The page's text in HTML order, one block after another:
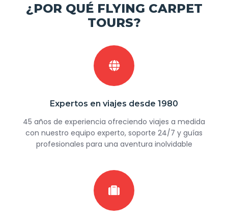
¿POR QUÉ FLYING CARPET
TOURS?
Expertos en viajes desde 1980
45 años de experiencia ofreciendo viajes a medida
con nuestro equipo experto, soporte 24/7 y guías
profesionales para una aventura inolvidable